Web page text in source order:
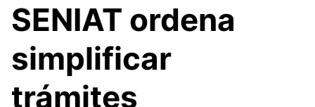
SENIAT ordena
simplificar
trámites